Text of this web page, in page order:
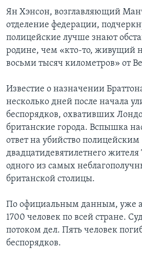
Ян Хэнсон, возглавляющий
отделение федерации,
полицейские лучше знают
родине, чем «кто-то, живущий
восьми тысяч километров» от
Известие о назначении
несколько дней после начала
беспорядков, охвативших
британские города. Вспышка
ответ на убийство полицейским
двадцатидевятилетнего жителя
одного из самых
британской столицы.
По официальным данным, уже
1700 человек по всей стране.
потоком дел. Пять человек
беспорядков.